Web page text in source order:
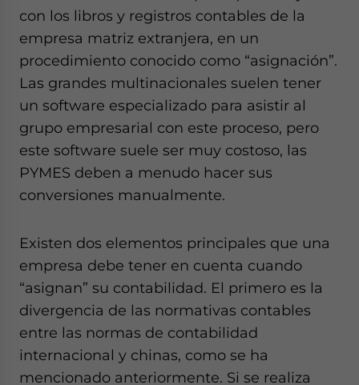
con los libros y registros contables de la
empresa matriz extranjera, en un
procedimiento conocido como “asignación”.
Las grandes multinacionales suelen tener
un software especializado para asistir al
grupo empresarial con este proceso, pero
este software suele ser muy costoso, las
PYMES deben a menudo hacer sus
conversiones manualmente.
Existen dos elementos principales que una
empresa debe tener en cuenta cuando
“asignan” su contabilidad. El primero es la
divergencia de las normativas contables
entre las normas de contabilidad
internacional y chinas, como se ha
mencionado anteriormente. Si se realiza